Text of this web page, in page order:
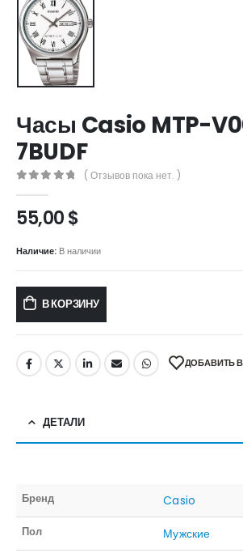
Часы Casio MTP-
7BUDF
( Отзывов пока нет. )
55,00$
Наличие: В наличии
В КОРЗИНУ
ДОБАВИТЬ
ДЕТАЛИ
Бренд Casio
Пол Мужские